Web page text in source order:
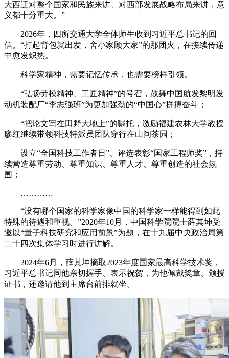
大西迁对整个国家和民族来讲、对西部发展战略布局来讲，意
义都十分重大。”
2026年，四所交通大学全体师生收到习近平总书记的回
信。“打起背包就出发，舍小家顾大家”的那团火，在接续传递
中愈发炽热。
科学家精神，需要记忆传承，也需要榜样引领。
“弘扬劳模精神、工匠精神”的号召，鼓舞中国航发黎明发
动机装配厂“李志强班”为更加强劲的“中国心”拼搏奋斗；
“把论文写在田野大地上”的嘱托，激励福建农林大学教授
廖红继续带领科技特派员团队穿行在山间茶园；
设立“全国科技工作者日”、评选表彰“国家工程师奖”，持
续营造尊重劳动、尊重知识、尊重人才、尊重创造的社会氛
围；
…………
“没有哪个国家的科学家像中国的科学家一样能得到如此
特殊的待遇和重视。”2020年10月，中国科学院院士薛其坤受
邀以“量子科技研究和应用前景”为题，在十九届中央政治局第
二十四次集体学习时进行讲解。
2024年6月，薛其坤摘取2023年度国家最高科学技术奖，
习近平总书记同他亲切握手、表示祝贺，为他佩戴奖章、颁授
证书，还邀请他到主席台前排就坐。